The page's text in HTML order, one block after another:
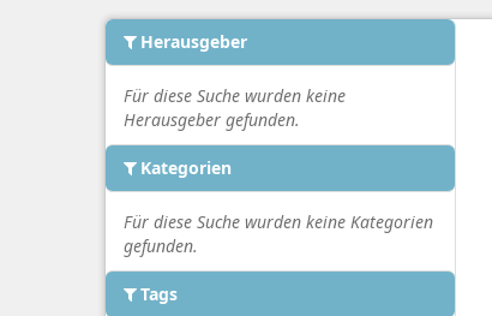
Herausgeber
Für diese Suche wurden keine
Herausgeber gefunden.
Kategorien
Für diese Suche wurden keine Kategorien
gefunden.
Tags